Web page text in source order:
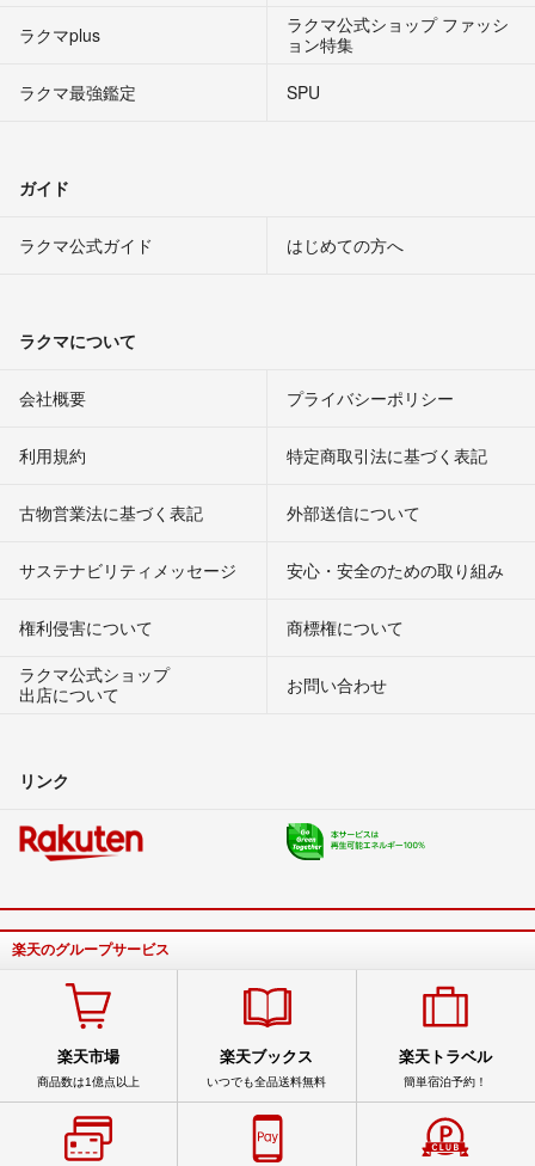
ラクマplus
ラクマ公式ショップ ファッシ
ョン特集
ラクマ最強鑑定
SPU
ガイド
ラクマ公式ガイド はじめての方へ
ラクマについて
会社概要 プライバシーポリシー
利用規約 特定商取引法に基づく表記
古物営業法に基づく表記 外部送信について
サステナビリティメッセージ 安心・安全のための取り組み
権利侵害について
商標権について
ラクマ公式ショップ
出店について
お問い合わせ
リンク
楽天のグループサービス
楽天市場
商品数は1億点以上
楽天ブックス
いつでも全品送料無料
楽天トラベル
簡単宿泊予約！